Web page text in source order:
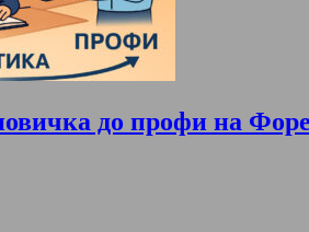
до профи на